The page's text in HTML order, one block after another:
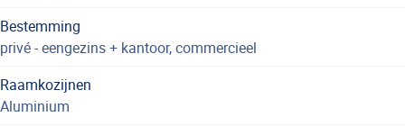
Bestemming
privé - eengezins + kantoor, commercieel
Raamkozijnen
Aluminium